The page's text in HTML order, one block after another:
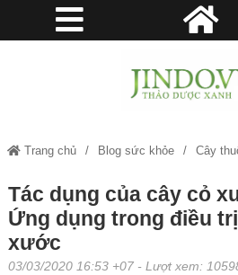
Trang chủ Blog sức khỏe Cây
Tác dụng của cây cỏ xước là gì? 11 Ứng
cỏ xước
Tác dụng của cây cỏ
Ứng dụng trong điều
xước
03/03/2020 16:53 +07 - Lượt xem: